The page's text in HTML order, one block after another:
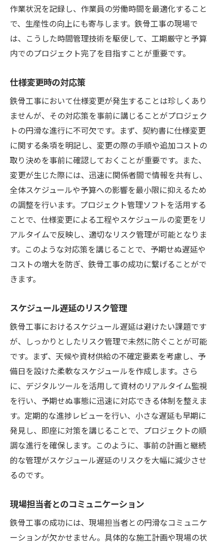
作業状況を記録し、作業員の労働時間を最適化すること
で、生産性の向上にも寄与します。鉄骨工事の現場で
は、こうした時間管理技術を駆使して、工期厳守と予算
内でのプロジェクト完了を目指すことが重要です。
仕様変更時の対応策
鉄骨工事において仕様変更が発生することは珍しくあり
ませんが、その対応策を事前に講じることがプロジェク
トの円滑な進行に不可欠です。まず、契約書に仕様変更
に関する条項を明記し、変更の際の手順や追加コストの
取り決めを事前に確認しておくことが重要です。また、
変更が生じた際には、迅速に関係者間で情報を共有し、
全体スケジュールや予算への影響を最小限に抑えるため
の調整を行います。プロジェクト管理ソフトを活用する
ことで、仕様変更による工程やスケジュールの変更をリ
アルタイムで反映し、適切なリスク管理が可能となりま
す。このような対応策を講じることで、予期せぬ遅延や
コストの増大を防ぎ、鉄骨工事の成功に繋げることがで
きます。
スケジュール遅延のリスク管理
鉄骨工事におけるスケジュール遅延は避けたい課題です
が、しっかりとしたリスク管理で未然に防ぐことが可能
です。まず、天候や資材供給の不確定要素を考慮し、予
備日を設けた柔軟なスケジュールを作成します。さら
に、デジタルツールを活用して資材のリアルタイム監視
を行い、予期せぬ事態に迅速に対応できる体制を整えま
す。定期的な進捗レビューを行い、小さな遅延も早期に
発見し、即座に対策を講じることで、プロジェクトの順
調な進行を確保します。このように、事前の計画と継続
的な管理がスケジュール遅延のリスクを大幅に減少させ
るのです。
現場担当者とのコミュニケーション
鉄骨工事の成功には、現場担当者との円滑なコミュニケ
ーションが欠かせません。具体的な施工計画や現場の状